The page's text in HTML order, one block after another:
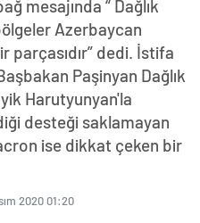
mesajında “ Dağlık
Azerbaycan
parçasıdır” dedi. İstifa
Paşinyan Dağlık
Harutyunyan'la
desteği saklamayan
ise dikkat çeken bir
2020 01:20